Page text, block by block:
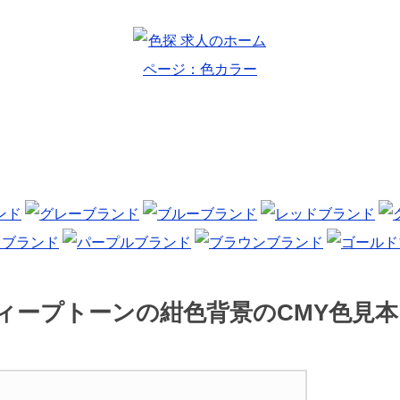
ープトーンの紺色背景のCMY色見